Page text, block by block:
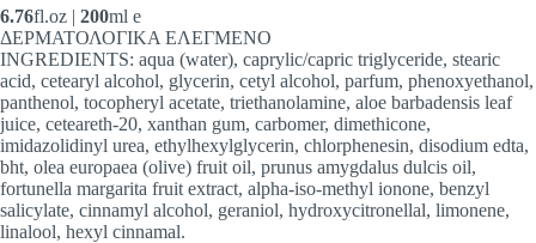
6.76fl.oz | 200ml e
ΔΕΡΜΑΤΟΛΟΓΙΚΑ ΕΛΕΓΜΕΝΟ
INGREDIENTS: aqua (water), caprylic/capric triglyceride, stearic
acid, cetearyl alcohol, glycerin, cetyl alcohol, parfum, phenoxyethanol,
panthenol, tocopheryl acetate, triethanolamine, aloe barbadensis leaf
juice, ceteareth-20, xanthan gum, carbomer, dimethicone,
imidazolidinyl urea, ethylhexylglycerin, chlorphenesin, disodium edta,
bht, olea europaea (olive) fruit oil, prunus amygdalus dulcis oil,
fortunella margarita fruit extract, alpha-iso-methyl ionone, benzyl
salicylate, cinnamyl alcohol, geraniol, hydroxycitronellal, limonene,
linalool, hexyl cinnamal.